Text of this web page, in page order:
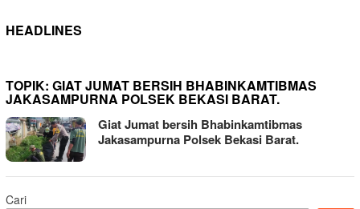
HEADLINES
TOPIK: GIAT JUMAT BERSIH BHABINKAMTIBMAS
JAKASAMPURNA POLSEK BEKASI BARAT.
Giat Jumat bersih Bhabinkamtibmas
Jakasampurna Polsek Bekasi Barat.
Cari